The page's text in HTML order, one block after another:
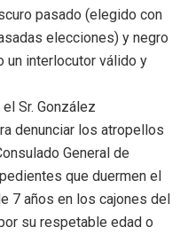
pasado (elegido con
elecciones) y negro
un interlocutor válido y
Sr. González
denunciar los atropellos
General de
que duermen el
7 años en los cajones del
su respetable edad o